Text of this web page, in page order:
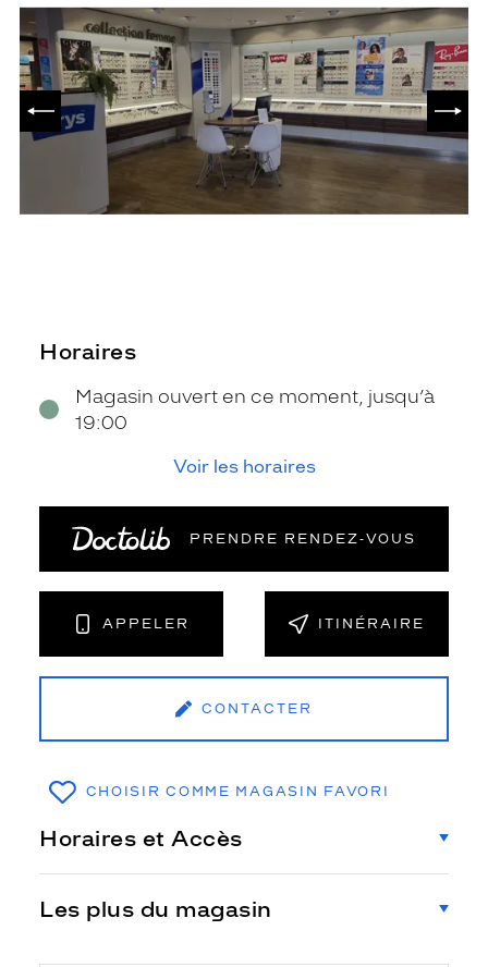
PRÉCÉDENT
Horaires
Magasin ouvert en ce moment, jusqu’à
19:00
Voir les horaires
PRENDRE RENDEZ‑VOUS
APPELER ITINÉRAIRE
CONTACTER
CHOISIR COMME MAGASIN FAVORI
Horaires et Accès
Les plus du magasin